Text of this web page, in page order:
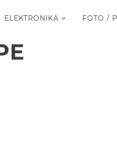
ELEKTRONIKA FOTO /